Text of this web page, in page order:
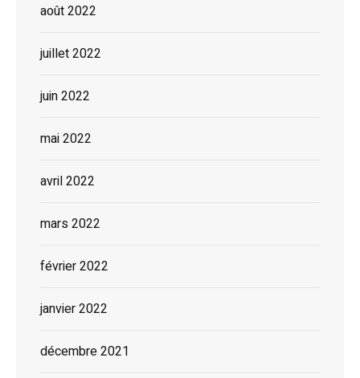
août 2022
juillet 2022
juin 2022
mai 2022
avril 2022
mars 2022
février 2022
janvier 2022
décembre 2021